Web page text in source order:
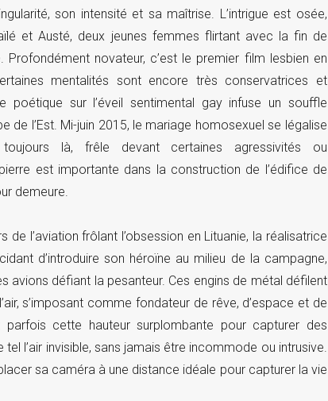
son intensité et sa maîtrise. L’intrigue est osée,
et Austé, deux jeunes femmes flirtant avec la fin de
Profondément novateur, c’est le premier film lesbien en
mentalités sont encore très conservatrices et
poétique sur l’éveil sentimental gay infuse un souffle
de l’Est. Mi-juin 2015, le mariage homosexuel se légalise
là, frêle devant certaines agressivités ou
est importante dans la construction de l’édifice de
demeure.
de l’aviation frôlant l’obsession en Lituanie, la réalisatrice
d’introduire son héroïne au milieu de la campagne,
avions défiant la pesanteur. Ces engins de métal défilent
s’imposant comme fondateur de rêve, d’espace et de
parfois cette hauteur surplombante pour capturer des
l’air invisible, sans jamais être incommode ou intrusive.
sa caméra à une distance idéale pour capturer la vie